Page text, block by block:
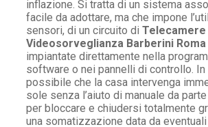
inflazione. Si tratta di un sistema
facile da adottare, ma che impone
sensori, di un circuito di Telecamere
Videosorveglianza Barberini Roma
impiantate direttamente nella
software o nei pannelli di controllo.
possibile che la casa intervenga
sole senza l’aiuto di manuale da
per bloccare e chiudersi totalmente
una somatizzazione data da